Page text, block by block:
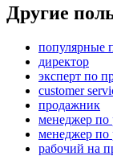
Другие
популярные
директор
эксперт по
customer
продажник
менеджер по
менеджер по
рабочий на